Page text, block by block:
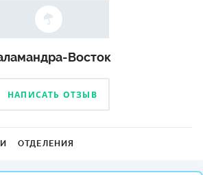
Восток
НАПИСАТЬ ОТЗЫВ
ОТДЕЛЕНИЯ